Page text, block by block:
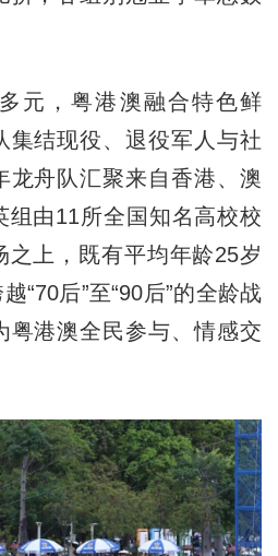
，粤港澳融合特色鲜
集结现役、退役军人与社
龙舟队汇聚来自香港、澳
组由11所全国知名高校校
之上，既有平均年龄25岁
“70后”至“90后”的全龄战
粤港澳全民参与、情感交